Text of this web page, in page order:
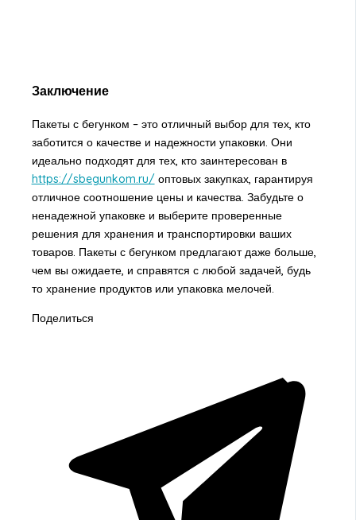
Заключение
Пакеты с бегунком – это отличный выбор для тех, кто
заботится о качестве и надежности упаковки. Они
идеально подходят для тех, кто заинтересован в
https://sbegunkom.ru/оптовых закупках, гарантируя
отличное соотношение цены и качества. Забудьте о
ненадежной упаковке и выберите проверенные
решения для хранения и транспортировки ваших
товаров. Пакеты с бегунком предлагают даже больше,
чем вы ожидаете, и справятся с любой задачей, будь
то хранение продуктов или упаковка мелочей.
Поделиться